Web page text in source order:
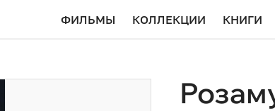
ФИЛЬМЫ КОЛЛЕКЦИИ КНИГИ